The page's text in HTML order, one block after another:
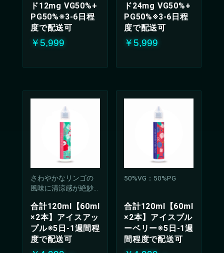
ド12mg VG50%+
PG50%※3-6日程
度で配送可
￥5,999
ド24mg VG50%+
PG50%※3-6日程
度で配送可
￥5,999
さわやかなリンゴの
風味に清涼感が絶妙
ド。
クールで爽やかな甘
酸っぱさは、どんな
シーンでも楽しんで
合計120ml【60ml
×2本】アイスアッ
プル※5日-1週間程
度で配送可
50%VG：50%PG
合計120ml【60ml
×2本】アイスブル
ーベリー※5日-1週
間程度で配送可